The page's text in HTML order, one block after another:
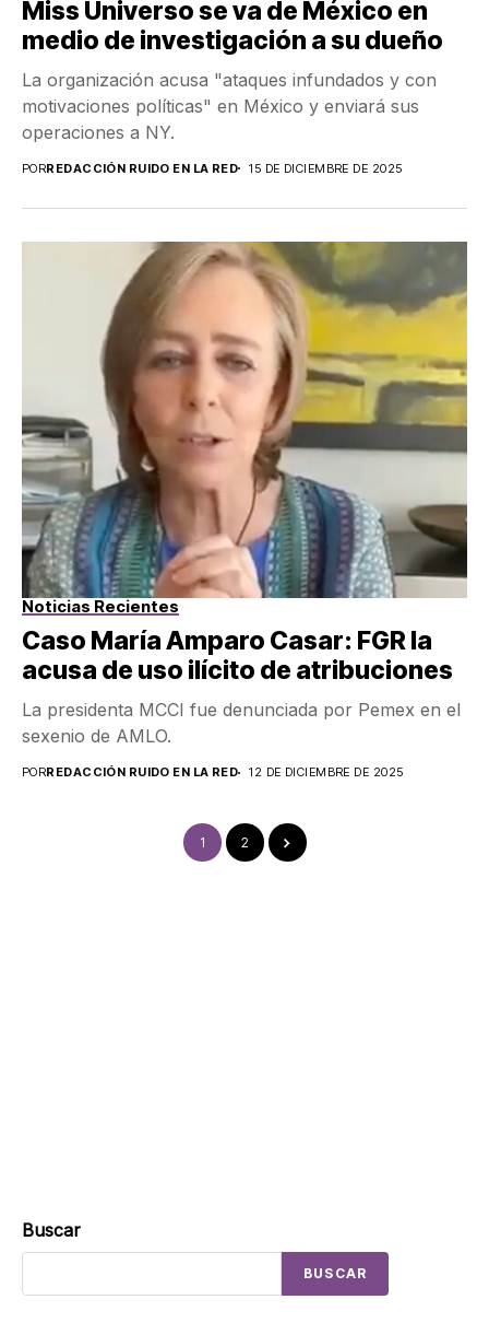
Miss Universo se va de México en
medio de investigación a su dueño
La organización acusa "ataques infundados y con
motivaciones políticas" en México y enviará sus
operaciones a NY.
PORREDACCIÓN RUIDO EN LA RED 15 DE DICIEMBRE DE 2025
Noticias Recientes
Caso María Amparo Casar: FGR la
acusa de uso ilícito de atribuciones
La presidenta MCCI fue denunciada por Pemex en el
sexenio de AMLO.
PORREDACCIÓN RUIDO EN LA RED 12 DE DICIEMBRE DE 2025
1 2
Buscar
BUSCAR